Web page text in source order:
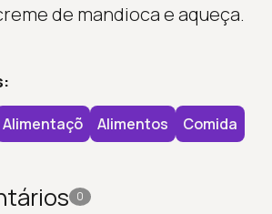
de mandioca e aqueça.
Alimentaçõ Alimentos Comida
0